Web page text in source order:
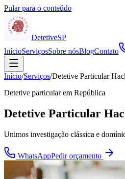
Pular para o conteúdo
DetetiveSP
InícioServiçosSobre nósBlogContato
Início/Serviços/Detetive Particular
Detetive particular em República
Detetive Particular
Unimos investigação clássica e
WhatsAppPedir orçamento